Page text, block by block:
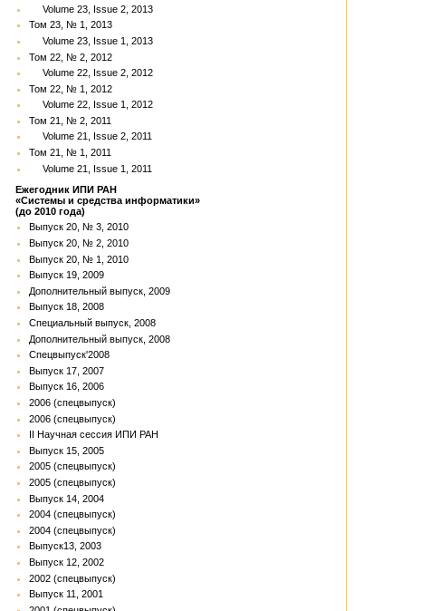
Volume 23, Issue 2, 2013
Том 23, № 1, 2013
Volume 23, Issue 1, 2013
Том 22, № 2, 2012
Volume 22, Issue 2, 2012
Том 22, № 1, 2012
Volume 22, Issue 1, 2012
Том 21, № 2, 2011
Volume 21, Issue 2, 2011
Том 21, № 1, 2011
Volume 21, Issue 1, 2011
Ежегодник ИПИ РАН
«Системы и средства информатики»
(до 2010 года)
Выпуск 20, № 3, 2010
Выпуск 20, № 2, 2010
Выпуск 20, № 1, 2010
Выпуск 19, 2009
Дополнительный выпуск, 2009
Выпуск 18, 2008
Специальный выпуск, 2008
Дополнительный выпуск, 2008
Спецвыпуск'2008
Выпуск 17, 2007
Выпуск 16, 2006
2006 (спецвыпуск)
2006 (спецвыпуск)
II Научная сессия ИПИ РАН
Выпуск 15, 2005
2005 (спецвыпуск)
2005 (спецвыпуск)
Выпуск 14, 2004
2004 (спецвыпуск)
2004 (спецвыпуск)
Выпуск13, 2003
Выпуск 12, 2002
2002 (спецвыпуск)
Выпуск 11, 2001